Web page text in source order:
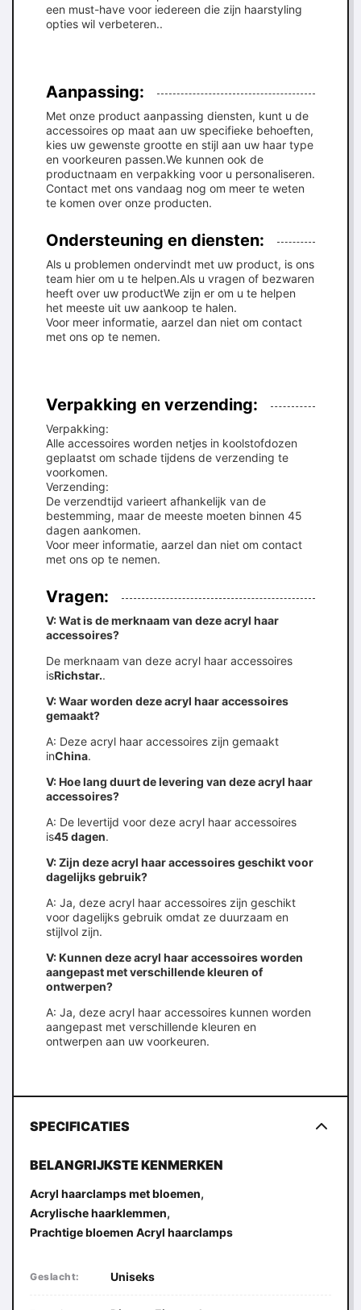
een must-have voor iedereen die zijn haarstyling
opties wil verbeteren..
Aanpassing:
Met onze product aanpassing diensten, kunt u de
accessoires op maat aan uw specifieke behoeften,
kies uw gewenste grootte en stijl aan uw haar type
en voorkeuren passen.We kunnen ook de
productnaam en verpakking voor u personaliseren.
Contact met ons vandaag nog om meer te weten
te komen over onze producten.
Ondersteuning en diensten:
Als u problemen ondervindt met uw product, is ons
team hier om u te helpen.Als u vragen of bezwaren
heeft over uw productWe zijn er om u te helpen
het meeste uit uw aankoop te halen.
Voor meer informatie, aarzel dan niet om contact
met ons op te nemen.
Verpakking en verzending:
Verpakking:
Alle accessoires worden netjes in koolstofdozen
geplaatst om schade tijdens de verzending te
voorkomen.
Verzending:
De verzendtijd varieert afhankelijk van de
bestemming, maar de meeste moeten binnen 45
dagen aankomen.
Voor meer informatie, aarzel dan niet om contact
met ons op te nemen.
Vragen:
V: Wat is de merknaam van deze acryl haar
accessoires?
De merknaam van deze acryl haar accessoires
isRichstar..
V: Waar worden deze acryl haar accessoires
gemaakt?
A: Deze acryl haar accessoires zijn gemaakt
inChina.
V: Hoe lang duurt de levering van deze acryl haar
accessoires?
A: De levertijd voor deze acryl haar accessoires
is45 dagen.
V: Zijn deze acryl haar accessoires geschikt voor
dagelijks gebruik?
A: Ja, deze acryl haar accessoires zijn geschikt
voor dagelijks gebruik omdat ze duurzaam en
stijlvol zijn.
V: Kunnen deze acryl haar accessoires worden
aangepast met verschillende kleuren of
ontwerpen?
A: Ja, deze acryl haar accessoires kunnen worden
aangepast met verschillende kleuren en
ontwerpen aan uw voorkeuren.
SPECIFICATIES
BELANGRIJKSTE KENMERKEN
Acryl haarclamps met bloemen,
Acrylische haarklemmen,
Prachtige bloemen Acryl haarclamps
Geslacht: Uniseks